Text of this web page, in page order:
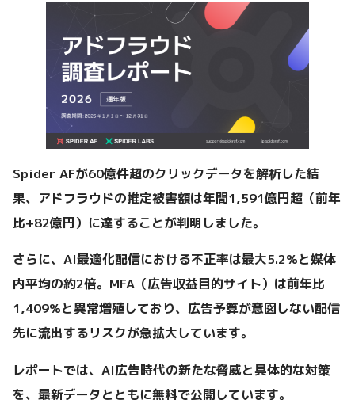
Spider AFが60億件超のクリックデータを解析した結
果、アドフラウドの推定被害額は年間1,591億円超（前年
比+82億円）に達することが判明しました。
さらに、AI最適化配信における不正率は最大5.2%と媒体
内平均の約2倍。MFA（広告収益目的サイト）は前年比
1,409%と異常増殖しており、広告予算が意図しない配信
先に流出するリスクが急拡大しています。
レポートでは、AI広告時代の新たな脅威と具体的な対策
を、最新データとともに無料で公開しています。